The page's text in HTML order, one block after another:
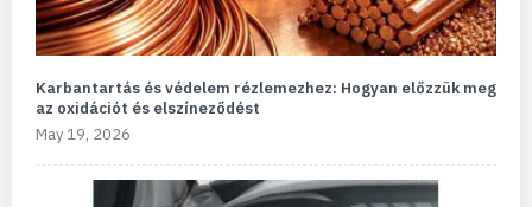
Karbantartás és védelem rézlemezhez: Hogyan előzzük meg
az oxidációt és elszíneződést
May 19, 2026